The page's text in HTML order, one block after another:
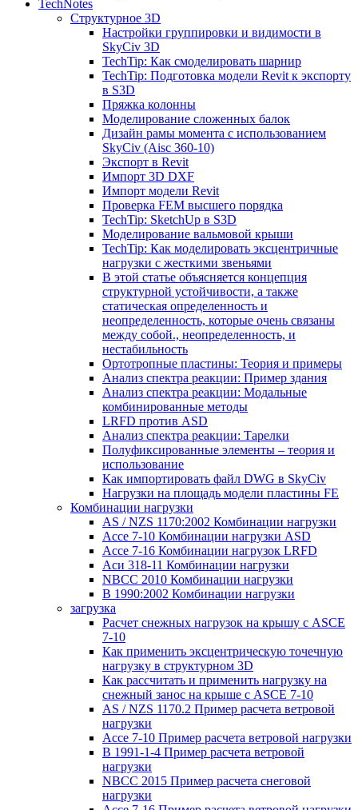
TechNotes
Структурное 3D
Настройки группировки и видимости в
SkyCiv 3D
TechTip: Как смоделировать шарнир
TechTip: Подготовка модели Revit к экспорту
в S3D
Пряжка колонны
Моделирование сложенных балок
Дизайн рамы момента с использованием
SkyCiv (Aisc 360-10)
Экспорт в Revit
Импорт 3D DXF
Импорт модели Revit
Проверка FEM высшего порядка
TechTip: SketchUp в S3D
Моделирование вальмовой крыши
TechTip: Как моделировать эксцентричные
нагрузки с жесткими звеньями
В этой статье объясняется концепция
структурной устойчивости, а также
статическая определенность и
неопределенность, которые очень связаны
между собой., неопределенность, и
нестабильность
Ортотропные пластины: Теория и примеры
Анализ спектра реакции: Пример здания
Анализ спектра реакции: Модальные
комбинированные методы
LRFD против ASD
Анализ спектра реакции: Тарелки
Полуфиксированные элементы – теория и
использование
Как импортировать файл DWG в SkyCiv
Нагрузки на площадь модели пластины FE
Комбинации нагрузки
AS / NZS 1170:2002 Комбинации нагрузки
Ассе 7-10 Комбинации нагрузки ASD
Ассе 7-16 Комбинации нагрузок LRFD
Аси 318-11 Комбинации нагрузки
NBCC 2010 Комбинации нагрузки
В 1990:2002 Комбинации нагрузки
загрузка
Расчет снежных нагрузок на крышу с ASCE
7-10
Как применить эксцентрическую точечную
нагрузку в структурном 3D
Как рассчитать и применить нагрузку на
снежный занос на крыше с ASCE 7-10
AS / NZS 1170.2 Пример расчета ветровой
нагрузки
Ассе 7-10 Пример расчета ветровой нагрузки
В 1991-1-4 Пример расчета ветровой
нагрузки
NBCC 2015 Пример расчета снеговой
нагрузки